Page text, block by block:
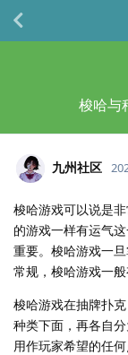
梭哈与
九州社区
梭哈游戏可以说是
的游戏一样有运气
重要。梭哈游戏一
常规，梭哈游戏一
梭哈游戏在抽牌扑
种类下面，再各自
用作玩家希望的任